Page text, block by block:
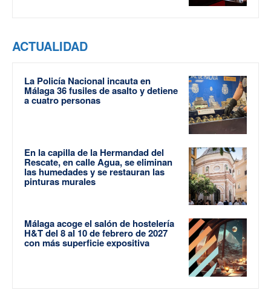
ACTUALIDAD
La Policía Nacional incauta en
Málaga 36 fusiles de asalto y detiene
a cuatro personas
En la capilla de la Hermandad del
Rescate, en calle Agua, se eliminan
las humedades y se restauran las
pinturas murales
Málaga acoge el salón de hostelería
H&T del 8 al 10 de febrero de 2027
con más superficie expositiva